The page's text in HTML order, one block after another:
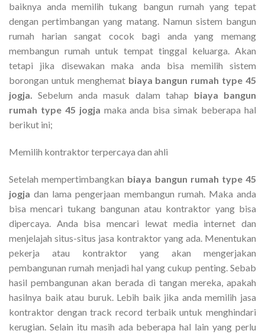
baiknya anda memilih tukang bangun rumah yang tepat
dengan pertimbangan yang matang. Namun sistem bangun
rumah harian sangat cocok bagi anda yang memang
membangun rumah untuk tempat tinggal keluarga. Akan
tetapi jika disewakan maka anda bisa memilih sistem
borongan untuk menghemat biaya bangun rumah type 45
jogja.Sebelum anda masuk dalam tahap biaya bangun
rumah type 45 jogja maka anda bisa simak beberapa hal
berikut ini;
Memilih kontraktor terpercaya dan ahli
Setelah mempertimbangkan biaya bangun rumah type 45
jogjadan lama pengerjaan membangun rumah. Maka anda
bisa mencari tukang bangunan atau kontraktor yang bisa
dipercaya. Anda bisa mencari lewat media internet dan
menjelajah situs-situs jasa kontraktor yang ada. Menentukan
pekerja atau kontraktor yang akan mengerjakan
pembangunan rumah menjadi hal yang cukup penting. Sebab
hasil pembangunan akan berada di tangan mereka, apakah
hasilnya baik atau buruk. Lebih baik jika anda memilih jasa
kontraktor dengan track record terbaik untuk menghindari
kerugian. Selain itu masih ada beberapa hal lain yang perlu